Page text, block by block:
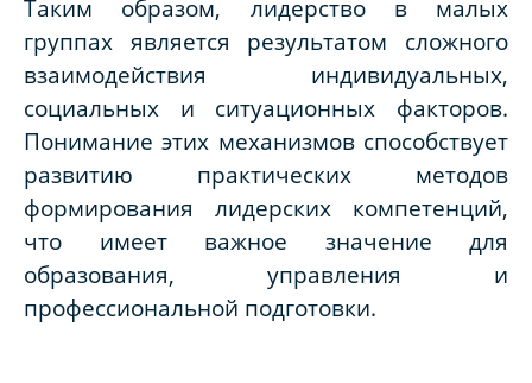
Таким образом, лидерство в малых
группах является результатом сложного
взаимодействия индивидуальных,
социальных и ситуационных факторов.
Понимание этих механизмов способствует
развитию практических методов
формирования лидерских компетенций,
что имеет важное значение для
образования, управления и
профессиональной подготовки.